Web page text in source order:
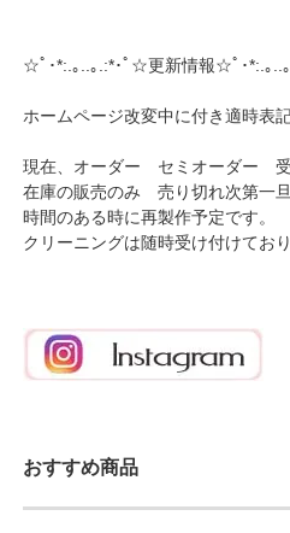
☆ﾟ･*:.｡..｡.:*･ﾟ☆更新情報☆ﾟ･*:.｡..
ホームページ改変中に付き適時表
現在、オーダー セミオーダー
在庫の販売のみ 売り切れ次第一
時間のある時に再製作予定です。
クリーニングは随時受け付けており
おすすめ商品